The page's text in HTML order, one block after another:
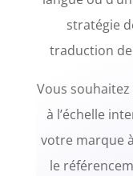
stratégie
traduction
Vous
à l’échelle
votre marque
le